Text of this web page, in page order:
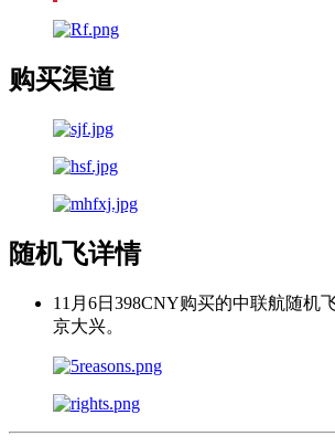
购买渠道
随机飞详情
11月6日398CNY购买的中联航随机
京大兴。